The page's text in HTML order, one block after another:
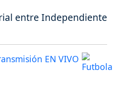
entre Independiente